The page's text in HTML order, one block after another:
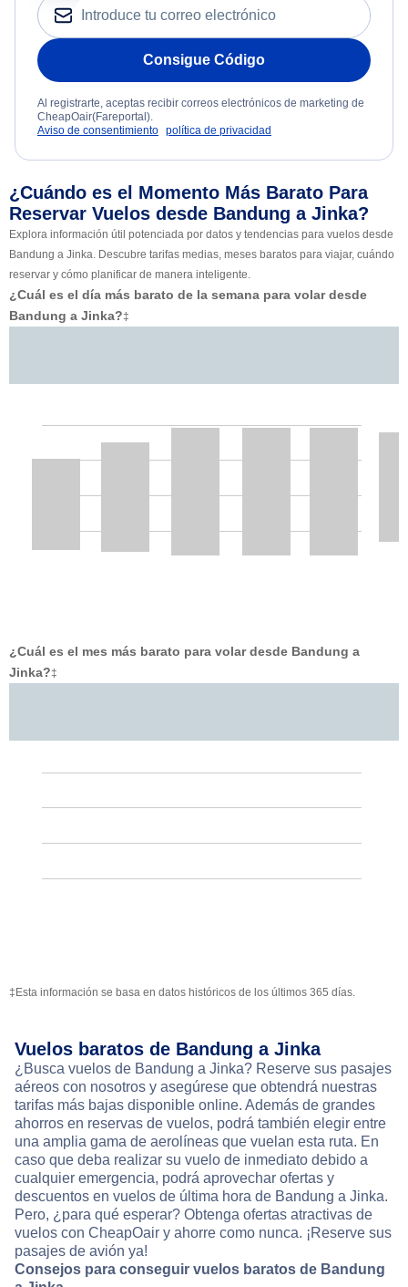
Consigue Código
Al registrarte, aceptas recibir correos electrónicos de marketing de
CheapOair(Fareportal).
Aviso de consentimiento política de privacidad
¿Cuándo es el Momento Más Barato Para
Reservar Vuelos desde Bandung a Jinka?
Explora información útil potenciada por datos y tendencias para vuelos desde
Bandung a Jinka. Descubre tarifas medias, meses baratos para viajar, cuándo
reservar y cómo planificar de manera inteligente.
¿Cuál es el día más barato de la semana para volar desde
Bandung a Jinka?‡
¿Cuál es el mes más barato para volar desde Bandung a
Jinka?‡
‡Esta información se basa en datos históricos de los últimos 365 días.
Vuelos baratos de Bandung a Jinka
¿Busca vuelos de Bandung a Jinka? Reserve sus pasajes
aéreos con nosotros y asegúrese que obtendrá nuestras
tarifas más bajas disponible online. Además de grandes
ahorros en reservas de vuelos, podrá también elegir entre
una amplia gama de aerolíneas que vuelan esta ruta. En
caso que deba realizar su vuelo de inmediato debido a
cualquier emergencia, podrá aprovechar ofertas y
descuentos en vuelos de última hora de Bandung a Jinka.
Pero, ¿para qué esperar? Obtenga ofertas atractivas de
vuelos con CheapOair y ahorre como nunca. ¡Reserve sus
pasajes de avión ya!
Consejos para conseguir vuelos baratos de Bandung